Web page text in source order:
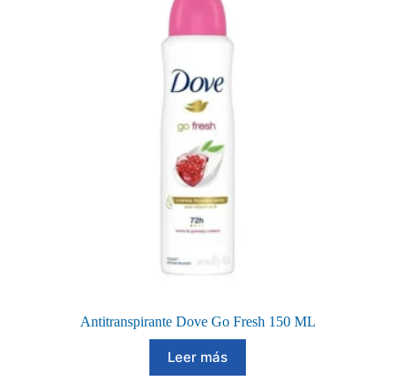
Antitranspirante Dove Go Fresh 150 ML
Leer más